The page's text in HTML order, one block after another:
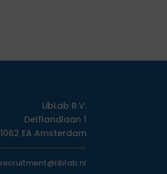
LibLab B.V.
Delflandlaan 1
1062 EA Amsterdam
recruitment@liblab.nl